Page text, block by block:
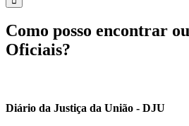
Como posso encontrar
Oficiais?
Diário da Justiça da União - DJU